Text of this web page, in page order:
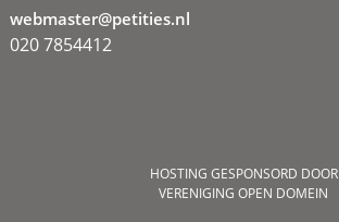
webmaster@petities.nl
020 7854412
HOSTING GESPONSORD DOOR
VERENIGING OPEN DOMEIN